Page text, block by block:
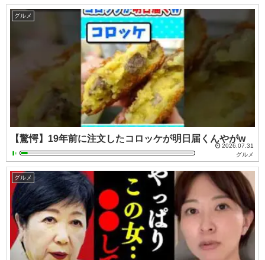
グルメ
【驚愕】19年前に注文したコロッケが明日届くんやがw
2026.07.31
グルメ
グルメ